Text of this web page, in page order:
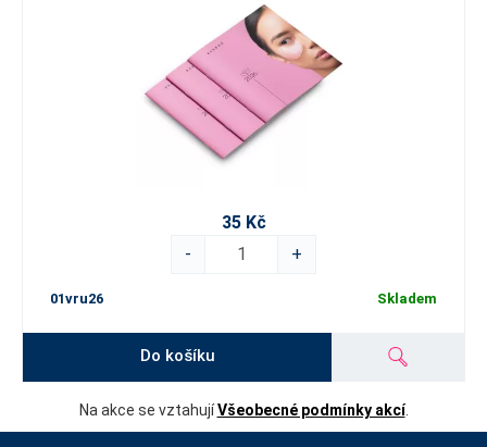
35 Kč
-
+
01vru26 Skladem
Do košíku
Na akce se vztahujíVšeobecné podmínky akcí.